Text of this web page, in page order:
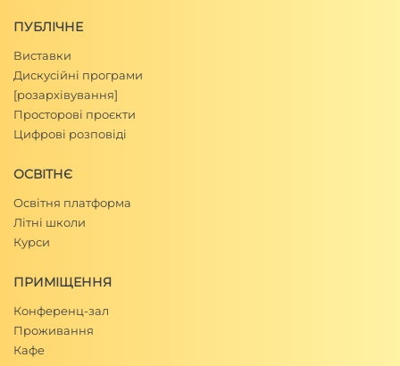
ПУБЛІЧНЕ
Виставки
Дискусійні програми
[розархівування]
Просторові проєкти
Цифрові розповіді
ОСВІТНЄ
Освітня платформа
Літні школи
Курси
ПРИМІЩЕННЯ
Конференц-зал
Проживання
Кафе